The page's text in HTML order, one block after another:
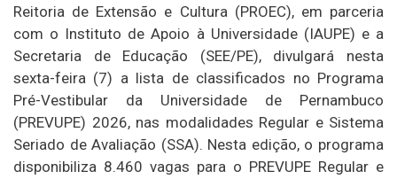
Reitoria de Extensão e Cultura (PROEC), em parceria
com o Instituto de Apoio à Universidade (IAUPE) e a
Secretaria de Educação (SEE/PE), divulgará nesta
sexta-feira (7) a lista de classificados no Programa
Pré-Vestibular da Universidade de Pernambuco
(PREVUPE) 2026, nas modalidades Regular e Sistema
Seriado de Avaliação (SSA). Nesta edição, o programa
disponibiliza 8.460 vagas para o PREVUPE Regular e